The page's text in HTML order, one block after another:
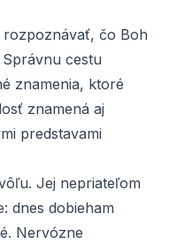
rozpoznávať, čo Boh
cestu
znamenia, ktoré
znamená aj
predstavami
Jej nepriateľom
dnes dobieham
Nervózne